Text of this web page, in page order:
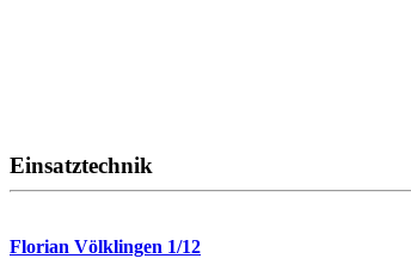
Einsatztechnik
Florian Völklingen 1/12